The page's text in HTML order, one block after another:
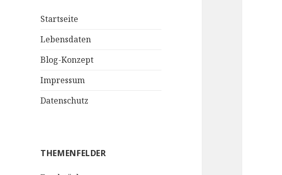
Startseite
Lebensdaten
Blog-Konzept
Impressum
Datenschutz
THEMENFELDER